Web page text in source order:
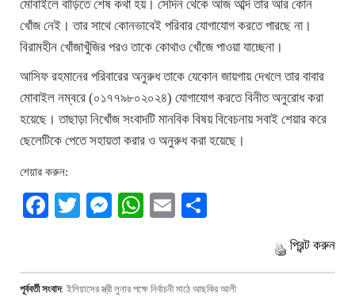
মোবাইলে বাড়িতে শেষ কথা হয়। সেদিন থেকে আজ অব্দি তার আর কোন
খোঁজ নেই। তার সাথে কোনভাবেই পরিবার যোগাযোগ করতে পারছে না।
বিরামহীন খোঁজাখুঁজির পরও তাকে কোথাও খোঁজে পাওয়া যাচ্ছেনা।
আসিফ রহমানের পরিবারের অনুরুধ তাকে যেকোন জায়গায় দেখলে তার বাবার
মোবাইল নম্বরে (০১৭৭৯৮০২০২৪) যোগাযোগ করতে বিনীত অনুরোধ করা
হয়েছে। তাছাড়া নিখোঁজ সংবাদটি মানবিক বিষয় বিবেচনায় সবাই শেয়ার করে
ছেলেটিকে পেতে সহায়তা করার ও অনুরুধ করা হয়েছে।
শেয়ার করুন:
Facebook
TwitterMessenger
WhatsApp
Email
প্রিন্ট করুন
পূর্ববর্তী সংবাদ: ইলিয়াসের স্ত্রী লুনার পক্ষে নির্বাচনী মাঠে আছকির আলী